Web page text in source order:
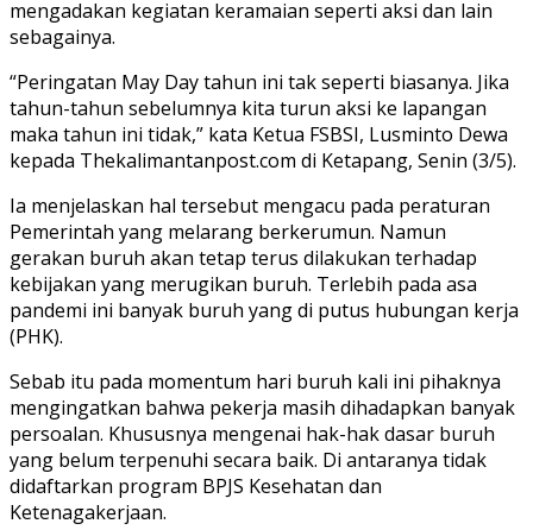
mengadakan kegiatan keramaian seperti aksi dan lain
sebagainya.
“Peringatan May Day tahun ini tak seperti biasanya. Jika
tahun-tahun sebelumnya kita turun aksi ke lapangan
maka tahun ini tidak,” kata Ketua FSBSI, Lusminto Dewa
kepada Thekalimantanpost.com di Ketapang, Senin (3/5).
Ia menjelaskan hal tersebut mengacu pada peraturan
Pemerintah yang melarang berkerumun. Namun
gerakan buruh akan tetap terus dilakukan terhadap
kebijakan yang merugikan buruh. Terlebih pada asa
pandemi ini banyak buruh yang di putus hubungan kerja
(PHK).
Sebab itu pada momentum hari buruh kali ini pihaknya
mengingatkan bahwa pekerja masih dihadapkan banyak
persoalan. Khususnya mengenai hak-hak dasar buruh
yang belum terpenuhi secara baik. Di antaranya tidak
didaftarkan program BPJS Kesehatan dan
Ketenagakerjaan.